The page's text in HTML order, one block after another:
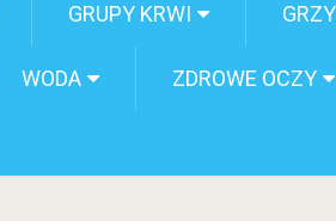
GRUPY KRWI
WODA ZDROWE OCZY